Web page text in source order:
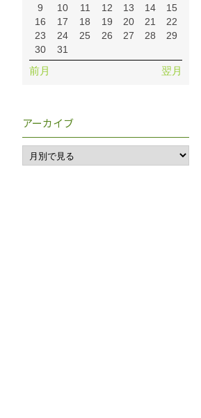
9
10 11 12 13 14
15
16
17 18 19 20 21
22
23
24 25 26 27 28
29
30
31
前月 翌月
アーカイブ